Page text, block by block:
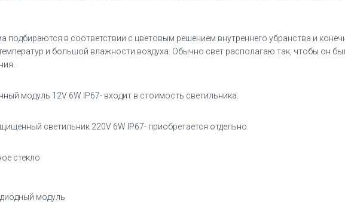
подбираются в соответствии с цветовым решением внутреннего убранства и
и большой влажности воздуха. Обычно свет располагаю так, чтобы он
модуль 12V 6W IP67- входит в стоимость светильника.
светильник 220V 6W IP67- приобретается отдельно.
стекло
модуль